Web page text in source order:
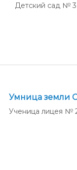
Детский сад №
Умница земли
Ученица лицея №